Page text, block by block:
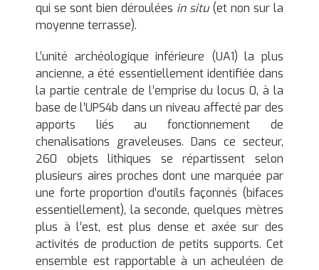
qui se sont bien déroulées in situ(et non sur la
moyenne terrasse).
L’unité archéologique inférieure (UA1) la plus
ancienne, a été essentiellement identifiée dans
la partie centrale de l’emprise du locus 0, à la
base de l’UPS4b dans un niveau affecté par des
apports liés au fonctionnement de
chenalisations graveleuses. Dans ce secteur,
260 objets lithiques se répartissent selon
plusieurs aires proches dont une marquée par
une forte proportion d’outils façonnés (bifaces
essentiellement), la seconde, quelques mètres
plus à l’est, est plus dense et axée sur des
activités de production de petits supports. Cet
ensemble est rapportable à un acheuléen de